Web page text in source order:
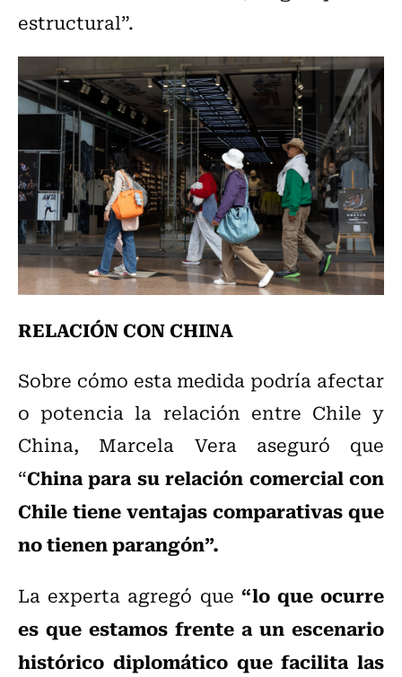
estructural”.
RELACIÓN CON CHINA
Sobre cómo esta medida podría afectar
o potencia la relación entre Chile y
China, Marcela Vera aseguró que
“China para su relación comercial con
Chile tiene ventajas comparativas que
no tienen parangón”.
La experta agregó que “lo que ocurre
es que estamos frente a un escenario
histórico diplomático que facilita las